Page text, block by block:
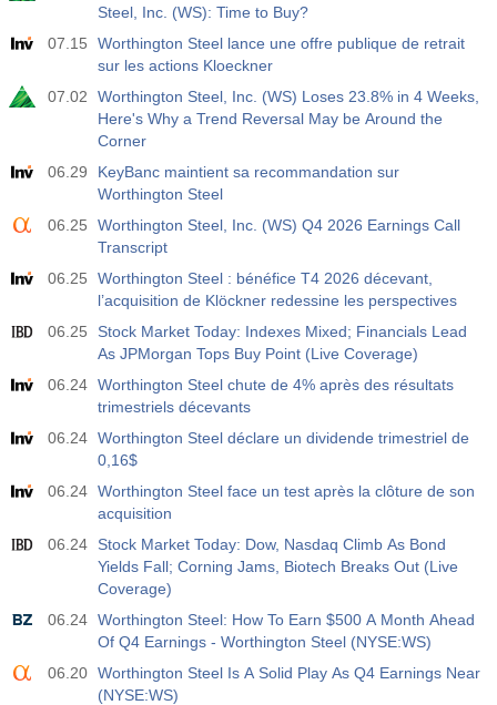
Steel, Inc. (WS): Time to Buy?
07.15
Worthington Steel lance une offre publique de retrait
sur les actions Kloeckner
07.02
Worthington Steel, Inc. (WS) Loses 23.8% in 4 Weeks,
Here's Why a Trend Reversal May be Around the
Corner
06.29
KeyBanc maintient sa recommandation sur
Worthington Steel
06.25
Worthington Steel, Inc. (WS) Q4 2026 Earnings Call
Transcript
06.25
Worthington Steel : bénéfice T4 2026 décevant,
l’acquisition de Klöckner redessine les perspectives
06.25
Stock Market Today: Indexes Mixed; Financials Lead
As JPMorgan Tops Buy Point (Live Coverage)
06.24 Worthington Steel chute de 4% après des résultats
trimestriels décevants
06.24 Worthington Steel déclare un dividende trimestriel de
0,16$
06.24 Worthington Steel face un test après la clôture de son
acquisition
06.24
Stock Market Today: Dow, Nasdaq Climb As Bond
Yields Fall; Corning Jams, Biotech Breaks Out (Live
Coverage)
06.24 Worthington Steel: How To Earn $500 A Month Ahead
Of Q4 Earnings - Worthington Steel (NYSE:WS)
06.20 Worthington Steel Is A Solid Play As Q4 Earnings Near
(NYSE:WS)